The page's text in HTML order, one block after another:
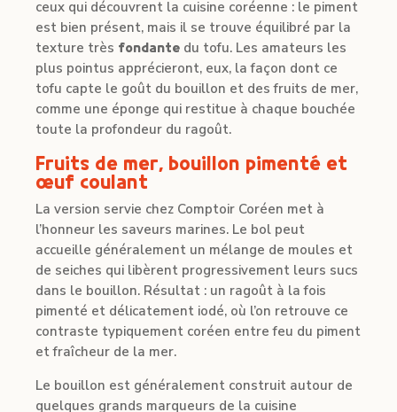
ceux qui découvrent la cuisine coréenne : le piment
est bien présent, mais il se trouve équilibré par la
texture très fondante du tofu. Les amateurs les
plus pointus apprécieront, eux, la façon dont ce
tofu capte le goût du bouillon et des fruits de mer,
comme une éponge qui restitue à chaque bouchée
toute la profondeur du ragoût.
Fruits de mer, bouillon pimenté et
œuf coulant
La version servie chez Comptoir Coréen met à
l’honneur les saveurs marines. Le bol peut
accueille généralement un mélange de moules et
de seiches qui libèrent progressivement leurs sucs
dans le bouillon. Résultat : un ragoût à la fois
pimenté et délicatement iodé, où l’on retrouve ce
contraste typiquement coréen entre feu du piment
et fraîcheur de la mer.
Le bouillon est généralement construit autour de
quelques grands marqueurs de la cuisine